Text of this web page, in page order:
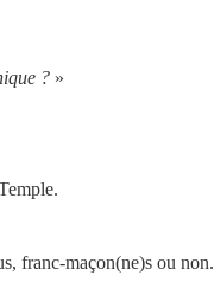
? »
franc-maçon(ne)s ou non.